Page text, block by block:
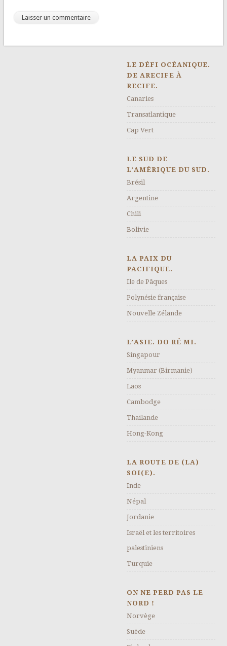
LE DÉFI OCÉANIQUE.
DE ARECIFE À
RECIFE.
Canaries
Transatlantique
Cap Vert
LE SUD DE
L’AMÉRIQUE DU SUD.
Brésil
Argentine
Chili
Bolivie
LA PAIX DU
PACIFIQUE.
Ile de Pâques
Polynésie française
Nouvelle Zélande
L’ASIE. DO RÉ MI.
Singapour
Myanmar (Birmanie)
Laos
Cambodge
Thaïlande
Hong-Kong
LA ROUTE DE (LA)
SOI(E).
Inde
Népal
Jordanie
Israël et les territoires
palestiniens
Turquie
ON NE PERD PAS LE
NORD !
Norvège
Suède